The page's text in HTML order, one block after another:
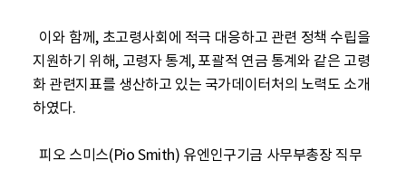
지원하기 위해, 고령자 통계, 포괄적 연금 통계와 같은 고령
화 관련지표를 생산하고 있는 국가데이터처의 노력도 소개
하였다.
  피오 스미스(Pio Smith) 유엔인구기금 사무부총장 직무